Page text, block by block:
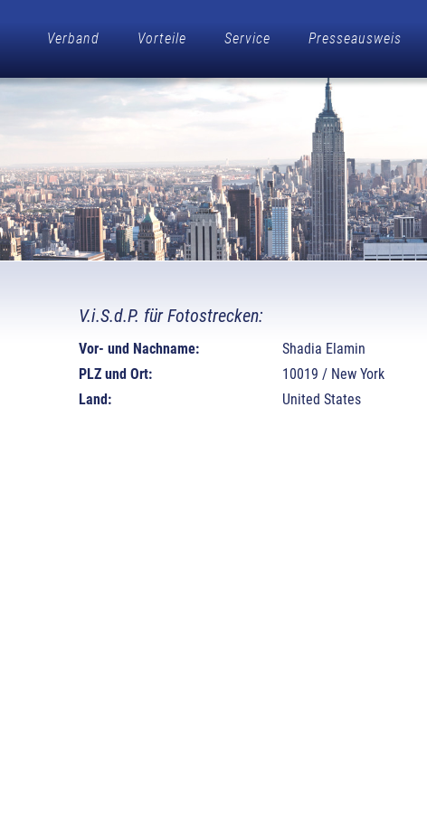
Verband Vorteile Service Presseausweis
V.i.S.d.P. für Fotostrecken:
Vor- und Nachname:
Shadia Elamin
PLZ und Ort:
10019 / New York
Land:
United States